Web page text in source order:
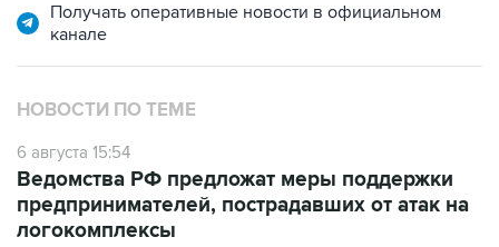
Получать оперативные новости в официальном
канале
НОВОСТИ ПО ТЕМЕ
6 августа 15:54
Ведомства РФ предложат меры поддержки
предпринимателей, пострадавших от атак на
логокомплексы